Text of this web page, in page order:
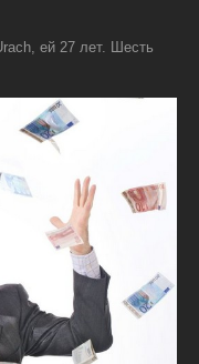
ей 27 лет. Шесть